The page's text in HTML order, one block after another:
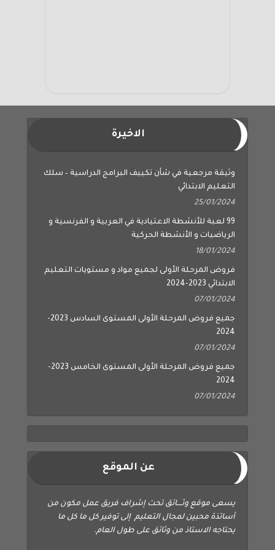
الاخيرة
وثيقة مرجعية في شأن تكييف البرامج الدراسية – سلك
التعليم الابتدائي
25/01/2024
99 لعبة للأنشطة الاعتيادية في العربية و الفرنسية و
الرياضيات و الأنشطة الحركية
18/01/2024
فروض المرحلة الأولى لجميع مواد و مستويات التعليم
الابتدائي 2023-2024
07/01/2024
جميع فروض المرحلة الأولى المستوى السادس 2023-
2024
07/01/2024
جميع فروض المرحلة الأولى المستوى الخامس 2023-
2024
07/01/2024
عن الموقع
يسعى موقع وثــــائق تحت إشراف فريق عمل مكون من
أساتذة محبين لمجال التعليم إلى توفير كل ما كل ما
يحتاجه الاستاذ من وثائق على طول العام.